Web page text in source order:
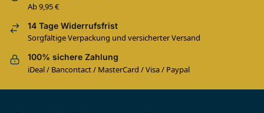
Ab 9,95 €
14 Tage Widerrufsfrist
Sorgfältige Verpackung und versicherter Versand
100% sichere Zahlung
iDeal / Bancontact / MasterCard / Visa / Paypal